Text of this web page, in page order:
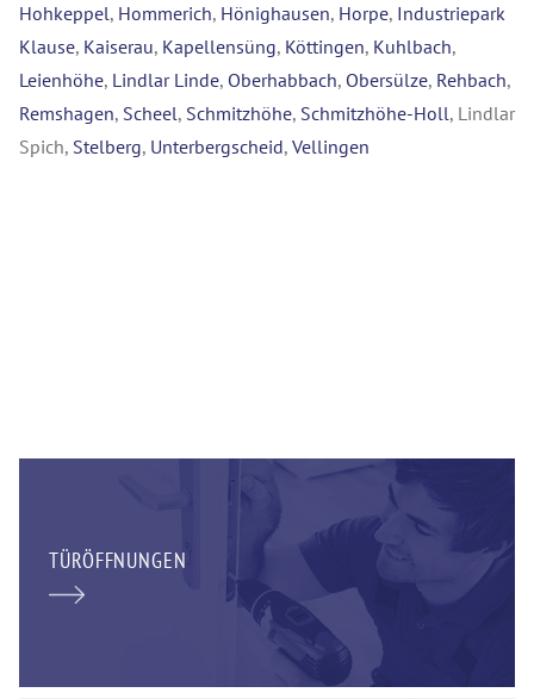
Hohkeppel, Hommerich, Hönighausen, Horpe, Industriepark
Klause, Kaiserau, Kapellensüng, Köttingen, Kuhlbach,
Leienhöhe, Lindlar Linde, Oberhabbach, Obersülze, Rehbach,
Remshagen, Scheel, Schmitzhöhe, Schmitzhöhe-Holl, Lindlar
Spich, Stelberg, Unterbergscheid, Vellingen
TÜRÖFFNUNGEN